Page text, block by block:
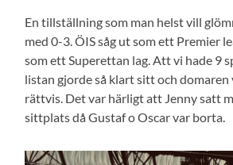
En tillställning som man helst vill
med 0-3. ÖIS såg ut som ett Premier
som ett Superettan lag. Att vi hade 9
listan gjorde så klart sitt och
rättvis. Det var härligt att Jenny satt
sittplats då Gustaf o Oscar var borta.